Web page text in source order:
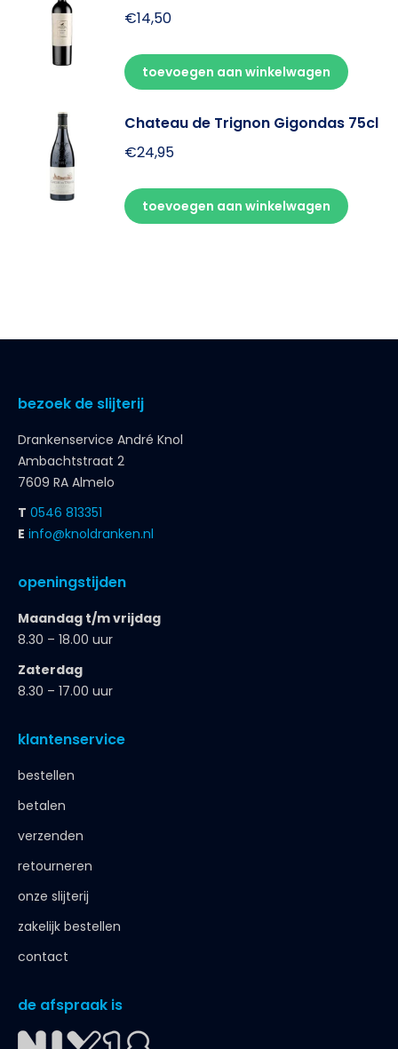
€14,50
toevoegen aan winkelwagen
Chateau de Trignon Gigondas 75cl
€24,95
toevoegen aan winkelwagen
bezoek de slijterij
Drankenservice André Knol
Ambachtstraat 2
7609 RA Almelo
T 0546 813351
E info@knoldranken.nl
openingstijden
Maandag t/m vrijdag
8.30 – 18.00 uur
Zaterdag
8.30 – 17.00 uur
klantenservice
bestellen
betalen
verzenden
retourneren
onze slijterij
zakelijk bestellen
contact
de afspraak is